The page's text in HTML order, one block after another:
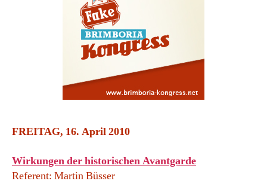
FREITAG, 16. April 2010
Wirkungen der historischen Avantgarde
Referent: Martin Büsser